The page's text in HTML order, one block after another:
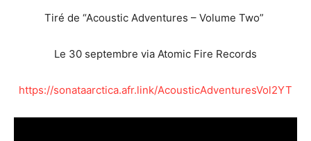
Tiré de “Acoustic Adventures – Volume Two”
Le 30 septembre via Atomic Fire Records
https://sonataarctica.afr.link/AcousticAdventuresVol2YT